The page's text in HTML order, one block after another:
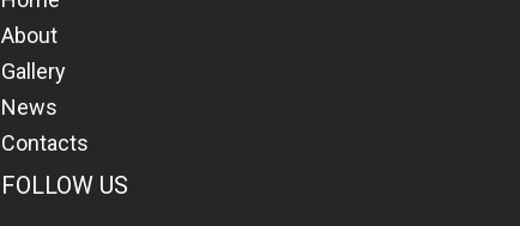
About
Gallery
News
Contacts
FOLLOW US